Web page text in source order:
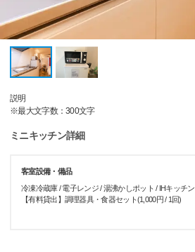
説明
※最大文字数：300文字
ミニキッチン詳細
客室設備・備品
冷凍冷蔵庫 / 電子レンジ / 湯沸かしポット / IHキッチン
【有料貸出】調理器具・食器セット(1,000円 / 1回)